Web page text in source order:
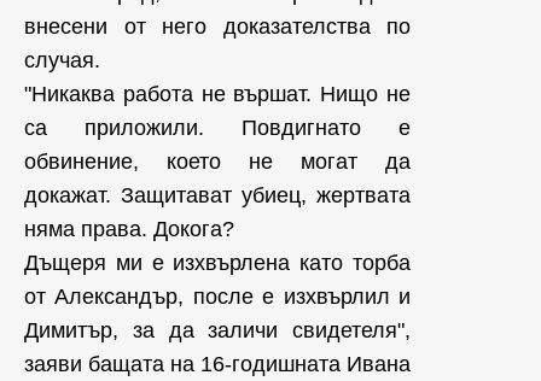
внесени от него доказателства по
случая.
"Никаква работа не вършат. Нищо не
са приложили. Повдигнато е
обвинение, което не могат да
докажат. Защитават убиец, жертвата
няма права. Докога?
Дъщеря ми е изхвърлена като торба
от Александър, после е изхвърлил и
Димитър, за да заличи свидетеля",
заяви бащата на 16-годишната Ивана